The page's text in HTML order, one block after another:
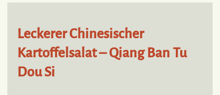
Leckerer Chinesischer
Kartoffelsalat – Qiang Ban Tu
Dou Si